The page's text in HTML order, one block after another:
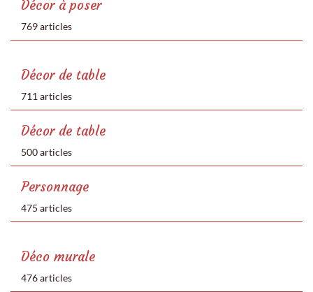
Décor à poser
769 articles
Décor de table
711 articles
Décor de table
500 articles
Personnage
475 articles
Déco murale
476 articles